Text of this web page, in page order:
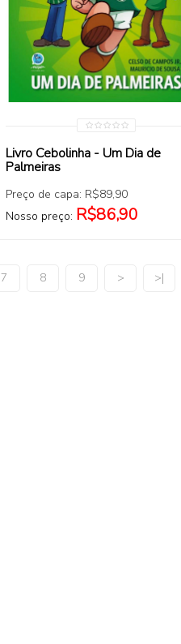
Livro Cebolinha - Um Dia de
Palmeiras
Preço de capa: R$89,90
Nosso preço: R$86,90
COMPRAR
7 8 9 > >|